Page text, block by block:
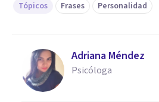
Tópicos Frases Personalidad
Adriana Méndez
Psicóloga